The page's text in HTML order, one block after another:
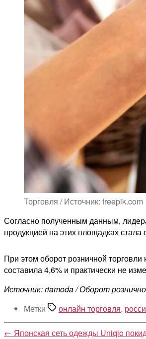
Торговля / Источник: freepik.com
Согласно полученным данным,
продукцией на этих площадках
При этом оборот розничной
составила 4,6% и практически не
Источник: riamoda / Оборот
Метки
онлайн торговля,
← Японская сеть одежды Uniqlo